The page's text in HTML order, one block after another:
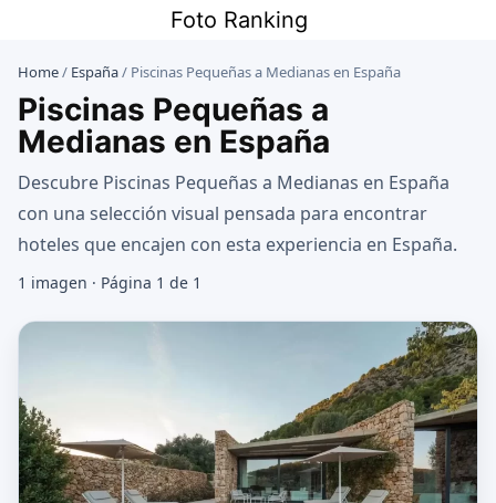
contenido
Foto Ranking
Home/ España/ Piscinas Pequeñas a Medianas en España
Piscinas Pequeñas a
Medianas en España
Descubre Piscinas Pequeñas a Medianas en España
con una selección visual pensada para encontrar
hoteles que encajen con esta experiencia en España.
1 imagen · Página 1 de 1